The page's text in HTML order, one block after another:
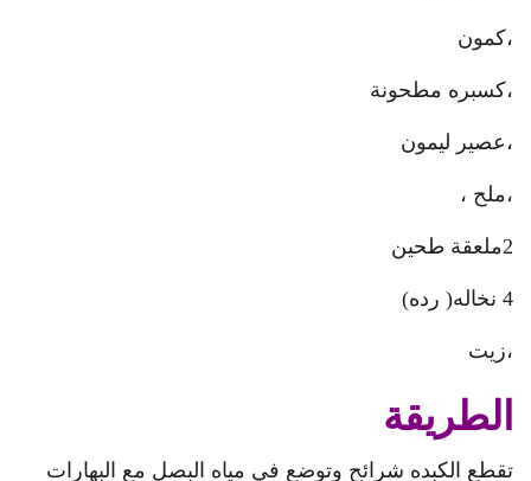
،كمون
،كسبره مطحونة
،عصير ليمون
،ملح ،
2ملعقة طحين
4 نخاله( رده)
،زيت
الطريقة
تقطع الكبده شرائح وتوضع في مياه البصل مع البهارات